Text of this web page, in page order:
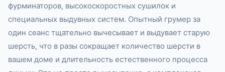
фурминаторов, высокоскоростных сушилок и
специальных выдувных систем. Опытный грумер за
один сеанс тщательно вычесывает и выдувает старую
шерсть, что в разы сокращает количество шерсти в
вашем доме и длительность естественного процесса